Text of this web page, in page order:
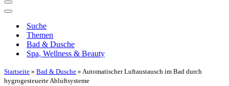
Navigationsmenü
Navigationsmenü
Suche
Themen
Bad & Dusche
Spa, Wellness & Beauty
Startseite » Bad & Dusche » Automatischer Luftaustausch im Bad durch
hygrogesteuerte Abluftsysteme